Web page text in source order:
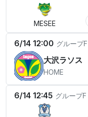
MESEE
6/14 12:00 グループF
大沢ラソス
HOME
6/14 12:45 グループF